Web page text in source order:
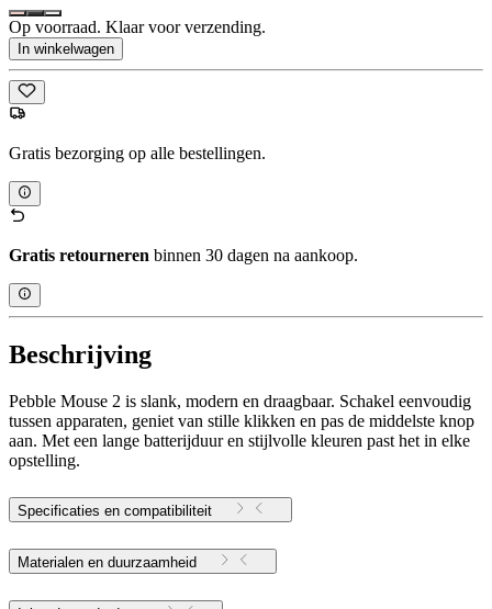
Op voorraad. Klaar voor verzending.
In winkelwagen
Gratis bezorging op alle bestellingen.
Gratis retourneren binnen 30 dagen na aankoop.
Beschrijving
Pebble Mouse 2 is slank, modern en draagbaar. Schakel eenvoudig
tussen apparaten, geniet van stille klikken en pas de middelste knop
aan. Met een lange batterijduur en stijlvolle kleuren past het in elke
opstelling.
Specificaties en compatibiliteit
Materialen en duurzaamheid